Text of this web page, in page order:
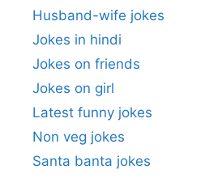
Husband-wife jokes
Jokes in hindi
Jokes on friends
Jokes on girl
Latest funny jokes
Non veg jokes
Santa banta jokes